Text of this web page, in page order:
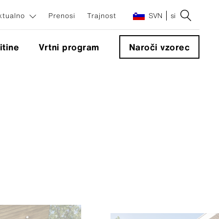
Prenosi Trajnost SVN si
Vrtni program Naroči vzorec